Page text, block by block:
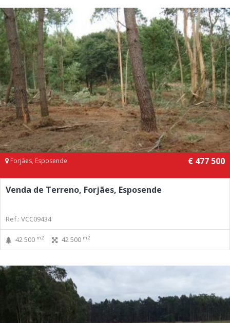
Forjães, Esposende € 477 500
Venda de Terreno, Forjães, Esposende
Ref.: VCC09434
42 500 m2 42 500 m2